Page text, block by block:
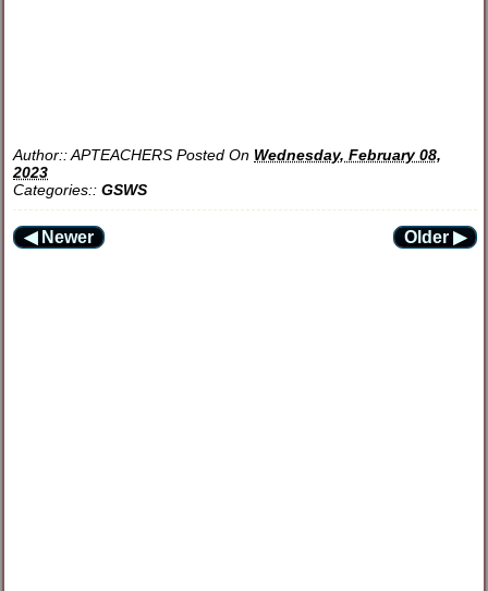
Author::APTEACHERS Posted On Wednesday, February 08,
2023
Categories::GSWS
◀ Newer Older ▶